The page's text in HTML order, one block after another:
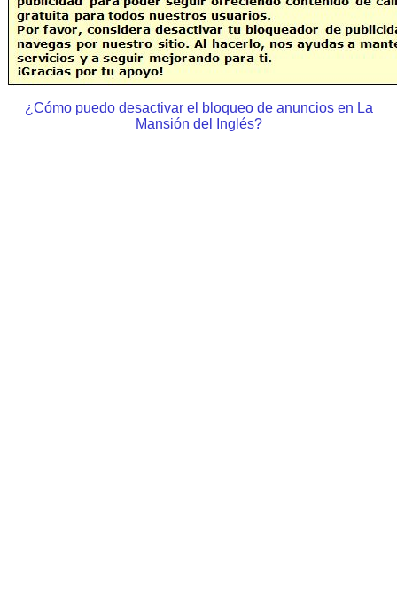
¿Cómo puedo desactivar el bloqueo de anuncios en La
Mansión del Inglés?